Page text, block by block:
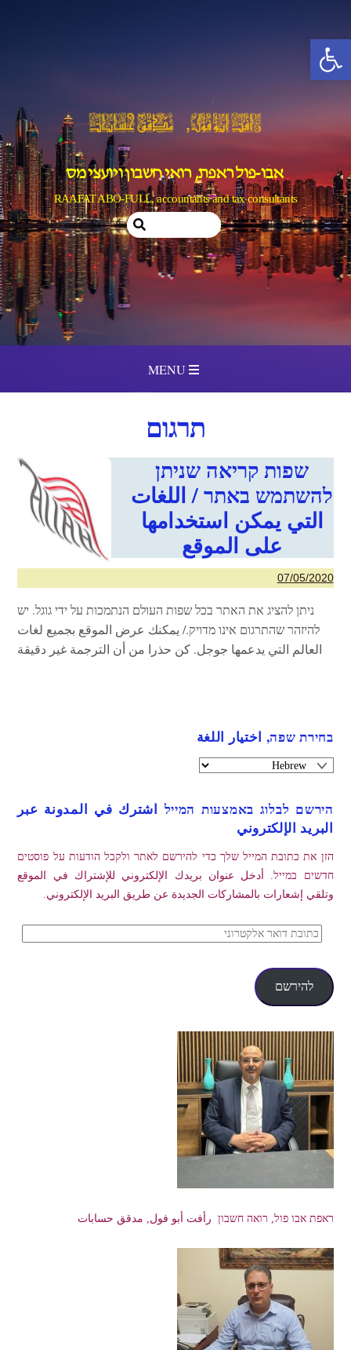
פתח סרגל נגישות
content
MENU
אבו-פול ראפת, רואי חשבון ויועצי מס
RAAFAT ABO-FULL, accountants and tax consultants
תרגום
שפות קריאה שניתן
להשתמש באתר / اللغات
التي يمكن استخدامها
على الموقع
07/05/2020
ניתן להציג את האתר בכל שפות העולם הנתמכות על ידי גוגל. יש
להיזהר שהתרגום אינו מדויק./ يمكنك عرض الموقع بجميع لغات
العالم التي يدعمها جوجل. كن حذرا من أن الترجمة غير دقيقة
בחירת שפה, اختيار اللغة
הירשם לבלוג באמצעות המייל اشترك في المدونة عبر
البريد الإلكتروني
הזן את כתובת המייל שלך כדי להירשם לאתר ולקבל הודעות על פוסטים
חדשים במייל. أدخل عنوان بريدك الإلكتروني للإشتراك في الموقع
وتلقي إشعارات بالمشاركات الجديدة عن طريق البريد الإلكتروني.
כתובת
אלקטרוני
להירשם
ראפת אבו פול, רואה חשבון رأفت أبو فول, مدقق حسابات